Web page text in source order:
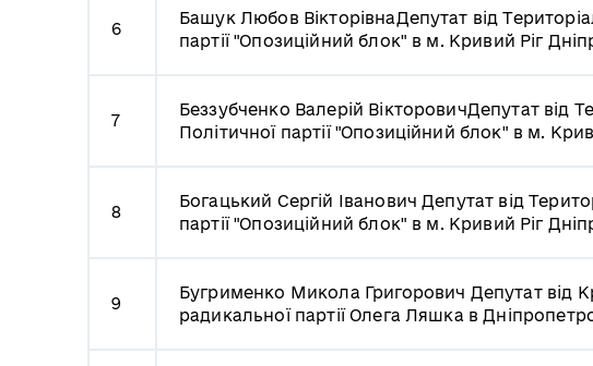
6
Башук Любов ВікторівнаДепутат від
партії "Опозиційний блок" в м. Кривий Ріг
7
Беззубченко Валерій ВікторовичДепутат від
Політичної партії "Опозиційний блок" в м.
8
Богацький Сергій ІвановичДепутат від
партії "Опозиційний блок" в м. Кривий Ріг
9
Бугрименко Микола Григорович Депутат від
радикальної партії Олега Ляшка в